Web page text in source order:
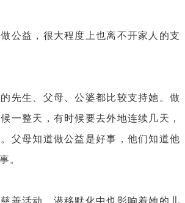
益，很大程度上也离不开家人的支
生、父母、公婆都比较支持她。做
一整天，有时候要去外地连续几天，
父母知道做公益是好事，他们知道他
。
活动，潜移默化中也影响着她的儿